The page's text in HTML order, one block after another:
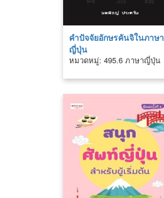
คำปัจจัยอักษรคันจิในภาษา
ญี่ปุ่น
หมวดหมู่: 495.6 ภาษาญี่ปุ่น